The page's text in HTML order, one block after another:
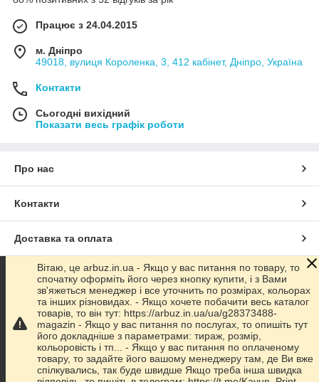
Працює з 24.04.2015
м. Дніпро
49018, вулиця Короленка, 3, 412 кабінет, Дніпро, Україна
Контакти
Сьогодні вихідний
Показати весь графік роботи
Про нас
Контакти
Доставка та оплата
Графік роботи
Повна версія сайту
Сайт створено на маркетплейсіProm.ua
Політика конфіденційності
Вітаю, це arbuz.in.ua - Якщо у вас питання по товару, то
спочатку оформіть його через кнопку купити, і з Вами
зв'яжеться менеджер і все уточнить по розмірах, кольорах
та інших різновидах. - Якщо хочете побачити весь каталог
товарів, то він тут: https://arbuz.in.ua/ua/g28373488-
magazin - Якщо у вас питання по послугах, то опишіть тут
його докладніше з параметрами: тираж, розмір,
кольоровість і тп... - Якщо у вас питання по оплаченому
товару, то задайте його вашому менеджеру там, де Ви вже
спілкувались, так буде швидше Якщо треба інша швидка